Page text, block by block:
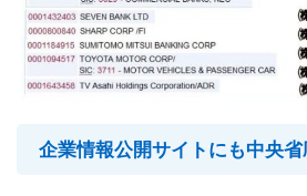
企業情報公開サイトにも中央